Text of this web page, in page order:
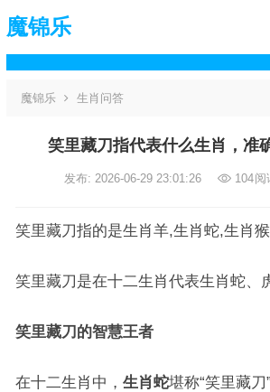
魔锦乐
魔锦乐 生肖问答
笑里藏刀指代表什么生肖，准
发布: 2026-06-29 23:01:26 104阅
笑里藏刀指的是生肖羊,生肖蛇,生肖猴
笑里藏刀是在十二生肖代表生肖蛇、
笑里藏刀的智慧王者
在十二生肖中， 生肖蛇堪称“笑里藏